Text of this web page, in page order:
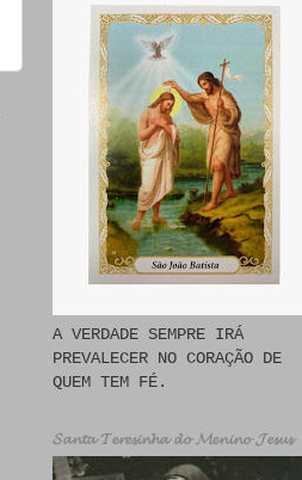
A VERDADE SEMPRE IRÁ
PREVALECER NO CORAÇÃO DE
QUEM TEM FÉ.
𝓢𝓪𝓷𝓽𝓪 𝓣𝓮𝓻𝓮𝓼𝓲𝓷𝓱𝓪 𝓭𝓸 𝓜𝓮𝓷𝓲𝓷𝓸 𝓙𝓮𝓼𝓾𝓼